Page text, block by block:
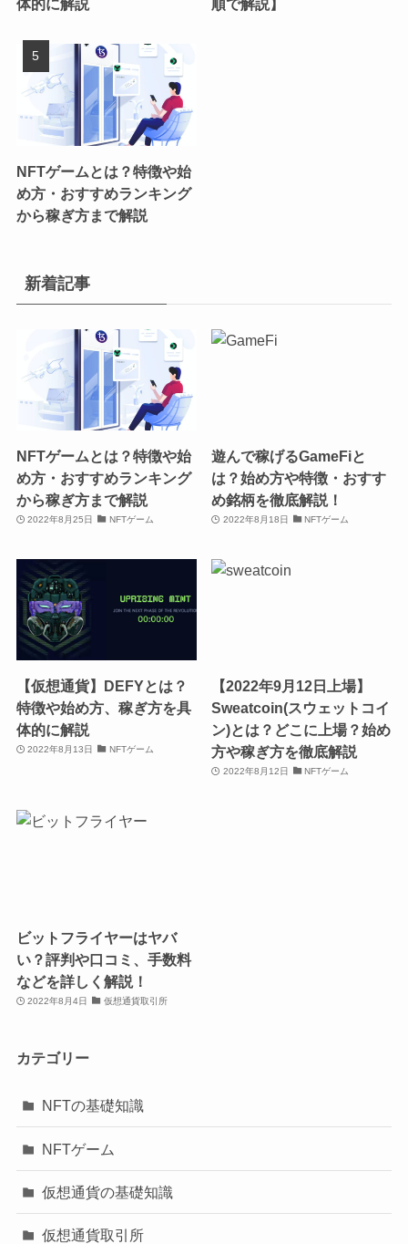
体的に解説 順で解説】
NFTゲームとは？特徴や始
め方・おすすめランキング
から稼ぎ方まで解説
新着記事
NFTゲームとは？特徴や始
め方・おすすめランキング
から稼ぎ方まで解説
2022年8月25日 NFTゲーム
遊んで稼げるGameFiと
は？始め方や特徴・おすす
め銘柄を徹底解説！
2022年8月18日 NFTゲーム
【仮想通貨】DEFYとは？
特徴や始め方、稼ぎ方を具
体的に解説
2022年8月13日 NFTゲーム
【2022年9月12日上場】
Sweatcoin(スウェットコイ
ン)とは？どこに上場？始め
方や稼ぎ方を徹底解説
2022年8月12日 NFTゲーム
ビットフライヤーはヤバ
い？評判や口コミ、手数料
などを詳しく解説！
2022年8月4日 仮想通貨取引所
カテゴリー
NFTの基礎知識
NFTゲーム
仮想通貨の基礎知識
仮想通貨取引所